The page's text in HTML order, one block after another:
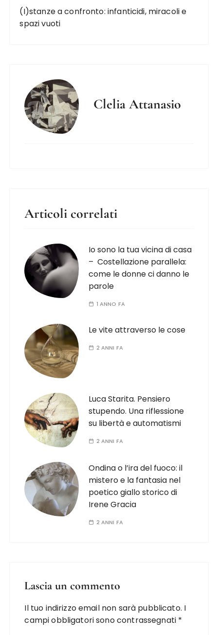
(I)stanze a confronto: infanticidi, miracoli e
spazi vuoti
Clelia Attanasio
Articoli correlati
Io sono la tua vicina di casa
– Costellazione parallela:
come le donne ci danno le
parole
1 ANNO FA
Le vite attraverso le cose
2 ANNI FA
Luca Starita. Pensiero
stupendo. Una riflessione
su libertà e automatismi
2 ANNI FA
Ondina o l’ira del fuoco: il
mistero e la fantasia nel
poetico giallo storico di
Irene Gracia
2 ANNI FA
Lascia un commento
Il tuo indirizzo email non sarà pubblicato. I
campi obbligatori sono contrassegnati *